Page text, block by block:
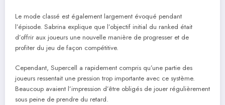
Le mode classé est également largement évoqué pendant
l’épisode. Sabrina explique que l’objectif initial du ranked était
d’offrir aux joueurs une nouvelle manière de progresser et de
profiter du jeu de façon compétitive.
Cependant, Supercell a rapidement compris qu’une partie des
joueurs ressentait une pression trop importante avec ce système.
Beaucoup avaient l’impression d’être obligés de jouer régulièrement
sous peine de prendre du retard.